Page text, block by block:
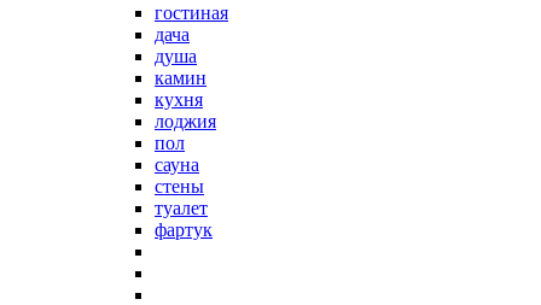
гостиная
дача
душа
камин
кухня
лоджия
пол
сауна
стены
туалет
фартук